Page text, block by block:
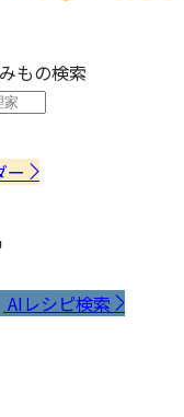
もの検索
ー
AIレシピ検索